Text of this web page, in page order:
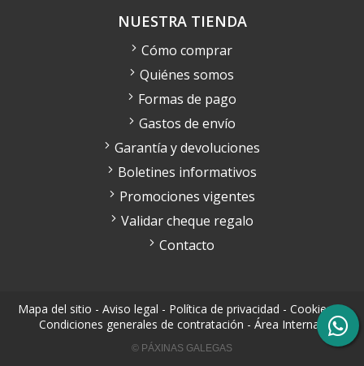
NUESTRA TIENDA
Cómo comprar
Quiénes somos
Formas de pago
Gastos de envío
Garantía y devoluciones
Boletines informativos
Promociones vigentes
Validar cheque regalo
Contacto
Mapa del sitio - Aviso legal - Política de privacidad - Cookies-
Condiciones generales de contratación - Área Interna
© PÁXINAS GALEGAS